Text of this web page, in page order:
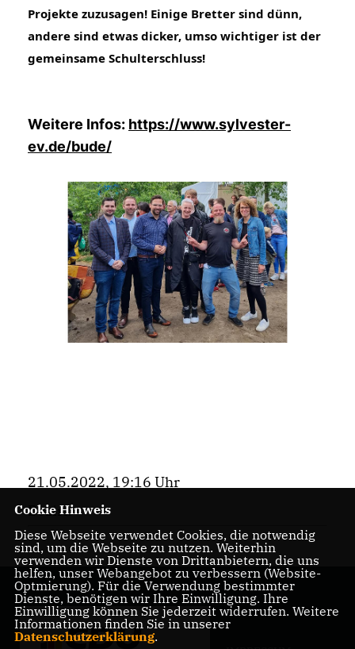
Projekte zuzusagen! Einige Bretter sind dünn,
andere sind etwas dicker, umso wichtiger ist der
gemeinsame Schulterschluss!
Weitere Infos: https://www.sylvester-
ev.de/bude/
21.05.2022, 19:16 Uhr
Bezirk
Cookie Hinweis
Diese Webseite verwendet Cookies, die notwendig
sind, um die Webseite zu nutzen. Weiterhin
verwenden wir Dienste von Drittanbietern, die uns
helfen, unser Webangebot zu verbessern (Website-
Optmierung). Für die Verwendung bestimmter
Dienste, benötigen wir Ihre Einwilligung. Ihre
Einwilligung können Sie jederzeit widerrufen. Weitere
Informationen finden Sie in unserer
Datenschutzerklärung.